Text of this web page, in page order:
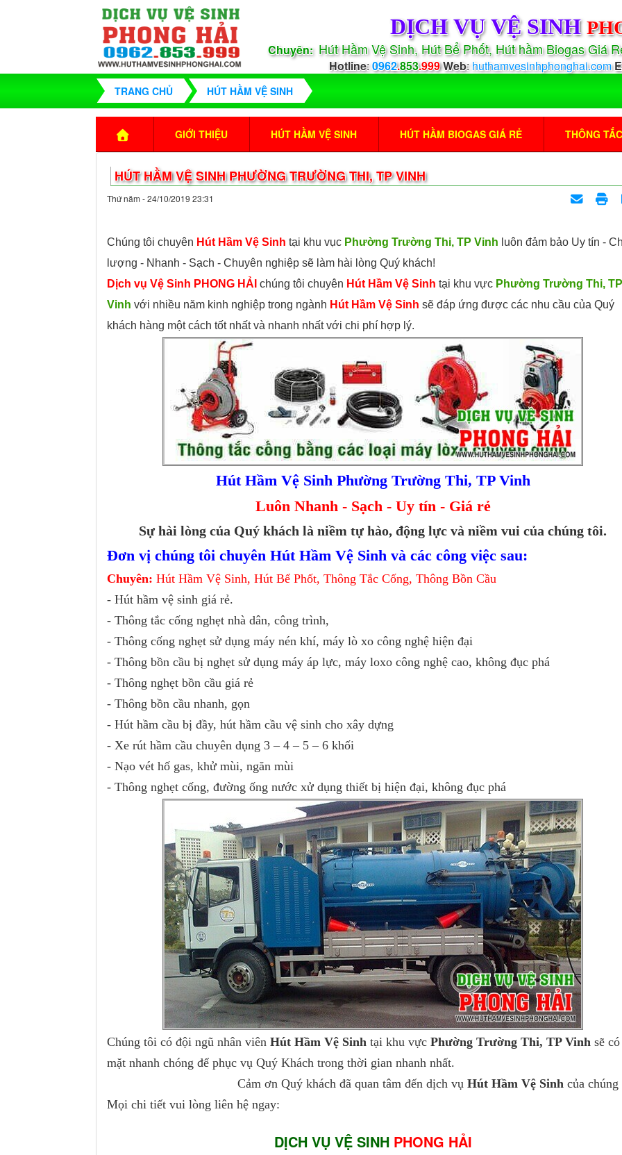
DỊCH VỤ VỆ SINH
Chuyên: Hút Hầm Vệ Sinh, Hút Bể Phốt, Hút hầm Biogas Giá
Hotline:0962.853.999Web: huthamvesinhphonghai.com
TRANG CHỦ HÚT HẦM VỆ SINH
GIỚI THIỆU HÚT HẦM VỆ SINH HÚT HẦM BIOGAS GIÁ RẺ THÔNG
HÚT HẦM VỆ SINH PHƯỜNG TRƯỜNG THI, TP VINH
Thứ năm - 24/10/2019 23:31
Chúng tôi chuyên Hút Hầm Vệ Sinh tại khu vục Phường Trường Thi, TP Vinh luôn đảm bảo Uy tín -
lượng - Nhanh - Sạch - Chuyên nghiệp sẽ làm hài lòng Quý khách!
Dịch vụ Vệ Sinh PHONG HẢI chúng tôi chuyên Hút Hầm Vệ Sinh tại khu vực Phường Trường Thi, TP
Vinh với nhiều năm kinh nghiệp trong ngành Hút Hầm Vệ Sinh sẽ đáp ứng được các nhu cầu của Quý
khách hàng một cách tốt nhất và nhanh nhất với chi phí hợp lý.
Hút Hầm Vệ Sinh Phường Trường Thi, TP Vinh
Luôn Nhanh - Sạch - Uy tín - Giá rẻ
Sự hài lòng của Quý khách là niềm tự hào, động lực và niềm vui của chúng tôi.
Đơn vị chúng tôi chuyên Hút Hầm Vệ Sinh và các công việc sau:
Chuyên: Hút Hầm Vệ Sinh, Hút Bể Phốt, Thông Tắc Cống, Thông Bồn Cầu
- Hút hầm vệ sinh giá rẻ.
- Thông tắc cống nghẹt nhà dân, công trình,
- Thông cống nghẹt sử dụng máy nén khí, máy lò xo công nghệ hiện đại
- Thông bồn cầu bị nghẹt sử dụng máy áp lực, máy loxo công nghệ cao, không đục phá
- Thông nghẹt bồn cầu giá rẻ
- Thông bồn cầu nhanh, gọn
- Hút hầm cầu bị đầy, hút hầm cầu vệ sinh cho xây dựng
- Xe rút hầm cầu chuyên dụng 3 – 4 – 5 – 6 khối
- Nạo vét hố gas, khử mùi, ngăn mùi
- Thông nghẹt cống, đường ống nước xử dụng thiết bị hiện đại, không đục phá
Chúng tôi có đội ngũ nhân viên Hút Hầm Vệ Sinh tại khu vực Phường Trường Thi, TP Vinh sẽ có
mặt nhanh chóng để phục vụ Quý Khách trong thời gian nhanh nhất.
Cảm ơn Quý khách đã quan tâm đến dịch vụ Hút Hầm Vệ Sinhcủa chúng
Mọi chi tiết vui lòng liên hệ ngay:
DỊCH VỤ VỆ SINH PHONG HẢI